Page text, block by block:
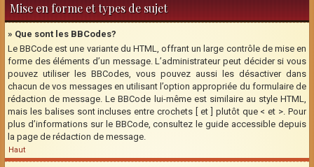
Mise en forme et types de sujet
» Que sont les BBCodes?
Le BBCode est une variante du HTML, offrant un large contrôle de mise en
forme des éléments d’un message. L’administrateur peut décider si vous
pouvez utiliser les BBCodes, vous pouvez aussi les désactiver dans
chacun de vos messages en utilisant l’option appropriée du formulaire de
rédaction de message. Le BBCode lui-même est similaire au style HTML,
mais les balises sont incluses entre crochets [ et ] plutôt que < et >. Pour
plus d’informations sur le BBCode, consultez le guide accessible depuis
la page de rédaction de message.
Haut